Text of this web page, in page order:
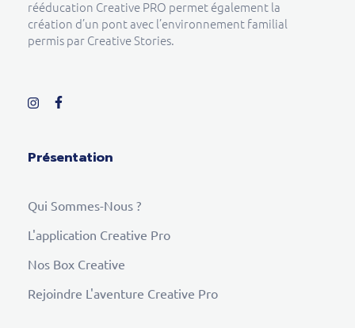
rééducation Creative PRO permet également la
création d’un pont avec l’environnement familial
permis par Creative Stories.
Présentation
Qui Sommes-Nous ?
L'application Creative Pro
Nos Box Creative
Rejoindre L'aventure Creative Pro